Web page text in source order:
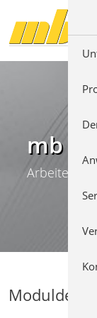
Direkt zur
Direkt zum Inhalt
mb
Arbeiten
Moduldetails